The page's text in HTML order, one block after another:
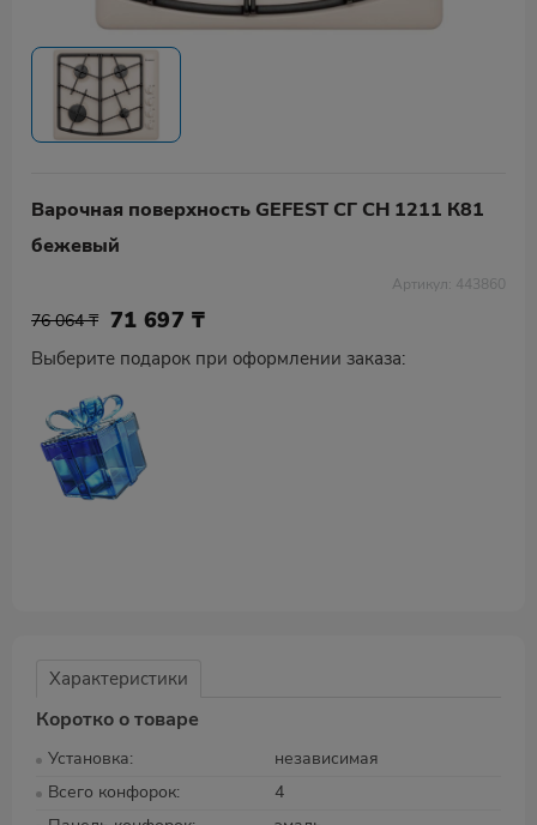
Варочная поверхность GEFEST СГ СН 1211 К81
бежевый
Артикул: 443860
76 064 ₸ 71 697 ₸
Выберите подарок при оформлении заказа:
Характеристики
Коротко о товаре
Установка
независимая
Всего конфорок
4